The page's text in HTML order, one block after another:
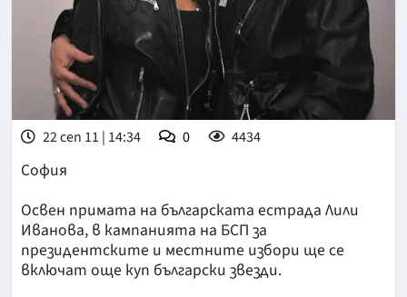
22 сеп 11 | 14:34 0 4434
София
Освен примата на българската естрада Лили
Иванова, в кампанията на БСП за
президентските и местните избори ще се
включат още куп български звезди.